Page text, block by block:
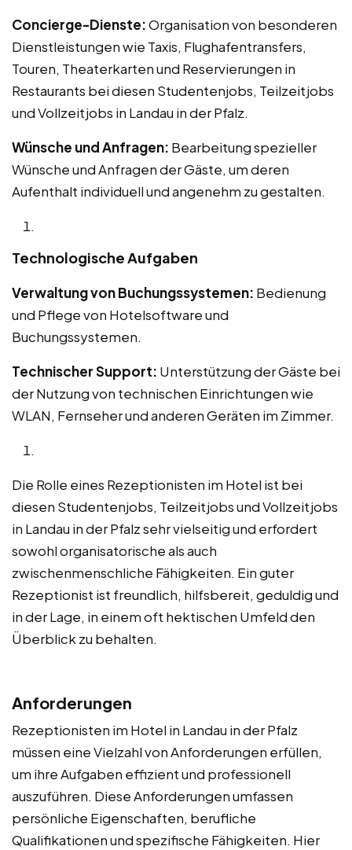
Concierge-Dienste:Organisation von besonderen
Dienstleistungen wie Taxis, Flughafentransfers,
Touren, Theaterkarten und Reservierungen in
Restaurants bei diesen Studentenjobs, Teilzeitjobs
und Vollzeitjobs in Landau in der Pfalz.
Wünsche und Anfragen: Bearbeitung spezieller
Wünsche und Anfragen der Gäste, um deren
Aufenthalt individuell und angenehm zu gestalten.
Technologische Aufgaben
Verwaltung von Buchungssystemen: Bedienung
und Pflege von Hotelsoftware und
Buchungssystemen.
Technischer Support: Unterstützung der Gäste bei
der Nutzung von technischen Einrichtungen wie
WLAN, Fernseher und anderen Geräten im Zimmer.
Die Rolle eines Rezeptionisten im Hotel ist bei
diesen Studentenjobs, Teilzeitjobs und Vollzeitjobs
in Landau in der Pfalz sehr vielseitig und erfordert
sowohl organisatorische als auch
zwischenmenschliche Fähigkeiten. Ein guter
Rezeptionist ist freundlich, hilfsbereit, geduldig und
in der Lage, in einem oft hektischen Umfeld den
Überblick zu behalten.
Anforderungen
Rezeptionisten im Hotel in Landau in der Pfalz
müssen eine Vielzahl von Anforderungen erfüllen,
um ihre Aufgaben effizient und professionell
auszuführen. Diese Anforderungen umfassen
persönliche Eigenschaften, berufliche
Qualifikationen und spezifische Fähigkeiten. Hier